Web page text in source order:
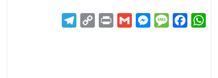
WhatsApp
Facebook
Message
Messenger
Gmail
Print
Copy